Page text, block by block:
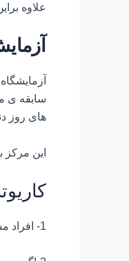
علاوه
سابقه ی
های روز
این مرکز با تجربه بررسی بیش
1- افراد مشکوک به نقص های کروموزومی